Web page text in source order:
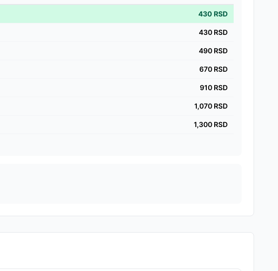
430 RSD
430 RSD
490 RSD
670 RSD
910 RSD
1,070 RSD
1,300 RSD